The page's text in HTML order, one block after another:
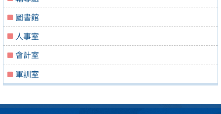
圖書館
人事室
會計室
軍訓室